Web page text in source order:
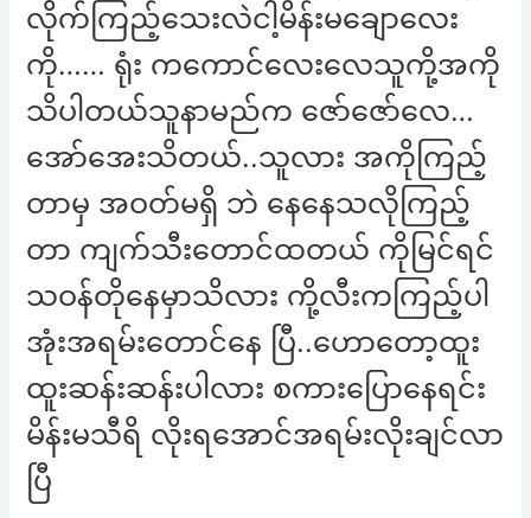
လိုက်ကြည့်သေးလဲငါ့မိန်းမချောလေး
ကို…… ရုံး ကကောင်လေးလေသူကို့အကို
သိပါတယ်သူနာမည်က ဇော်ဇော်လေ…
အော်အေးသိတယ်..သူလား အကိုကြည့်
တာမှ အဝတ်မရှိ ဘဲ နေနေသလိုကြည့်
တာ ကျက်သီးတောင်ထတယ် ကိုမြင်ရင်
သဝန်တိုနေမှာသိလား ကို့လီးကကြည့်ပါ
အုံးအရမ်းတောင်နေ ပြီ..ဟောတော့ထူး
ထူးဆန်းဆန်းပါလား စကားပြောနေရင်း
မိန်းမသီရိ လိုးရအောင်အရမ်းလိုးချင်လာ
ပြီ